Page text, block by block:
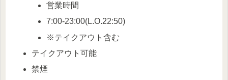
営業時間
7:00-23:00(L.O.22:50)
※テイクアウト含む
テイクアウト可能
禁煙